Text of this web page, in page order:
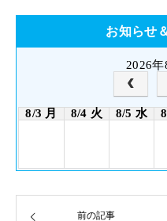
お知らせ
2026
8/3 月 8/4 火 8/5 水
前の記事